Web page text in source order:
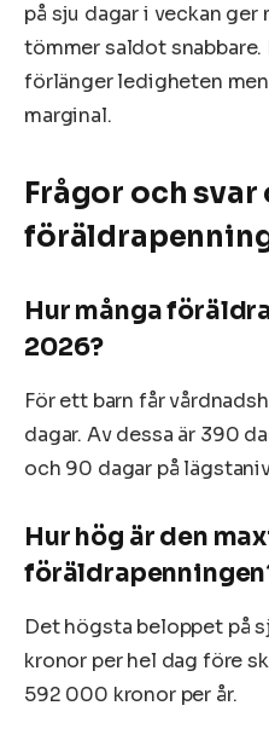
på sju dagar i veckan ger
tömmer saldot snabbare.
förlänger ledigheten
marginal.
Frågor och svar
Hur många
2026?
För ett barn får
dagar. Av dessa är 390
och 90 dagar på
Hur hög är den
Det högsta beloppet på
kronor per hel dag före
592 000 kronor per år.